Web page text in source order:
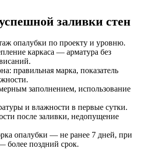
заливки стен
опалубки по проекту и уровню.
каркаса — арматура без
правильная марка, показатель
заполнением, использование
и влажности в первые сутки.
после заливки, недопущение
опалубки — не ранее 7 дней, при
более поздний срок.